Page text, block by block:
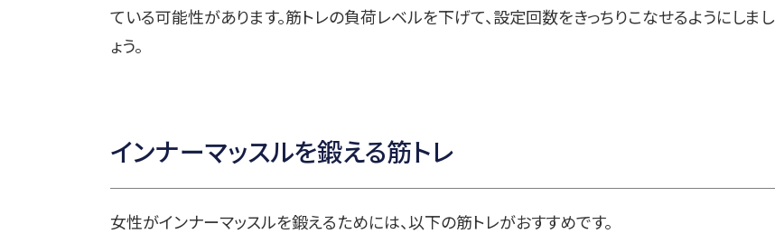
ている可能性があります。筋トレの負荷レベルを下げて、設定回数をきっちりこなせるようにしまし
ょう。
インナーマッスルを鍛える筋トレ
女性がインナーマッスルを鍛えるためには、以下の筋トレがおすすめです。